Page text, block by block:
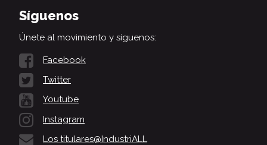
Síguenos
Únete al movimiento y síguenos:
Facebook
Twitter
Youtube
Instagram
Los titulares@IndustriALL